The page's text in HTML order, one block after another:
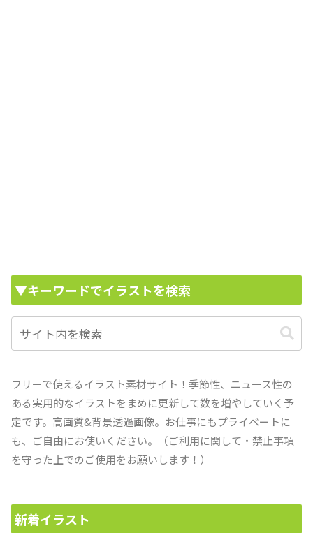
▼キーワードでイラストを検索
フリーで使えるイラスト素材サイト！季節性、ニュース性の
ある実用的なイラストをまめに更新して数を増やしていく予
定です。高画質&背景透過画像。お仕事にもプライベートに
も、ご自由にお使いください。（ご利用に関して・禁止事項
を守った上でのご使用をお願いします！）
新着イラスト